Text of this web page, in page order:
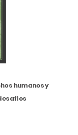
humanos y